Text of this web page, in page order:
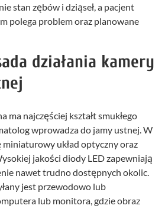
stan zębów i dziąseł, a pacjent
polega problem oraz planowane
działania kamery
ma najczęściej kształt smukłego
wprowadza do jamy ustnej. W
miniaturowy układ optyczny oraz
jakości diody LED zapewniają
nawet trudno dostępnych okolic.
jest przewodowo lub
lub monitora, gdzie obraz